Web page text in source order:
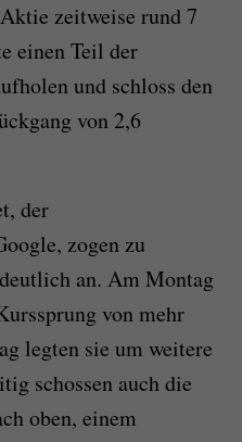
zeitweise rund 7
einen Teil der
und schloss den
von 2,6
der
zogen zu
an. Am Montag
von mehr
legten sie um weitere
schossen auch die
oben, einem